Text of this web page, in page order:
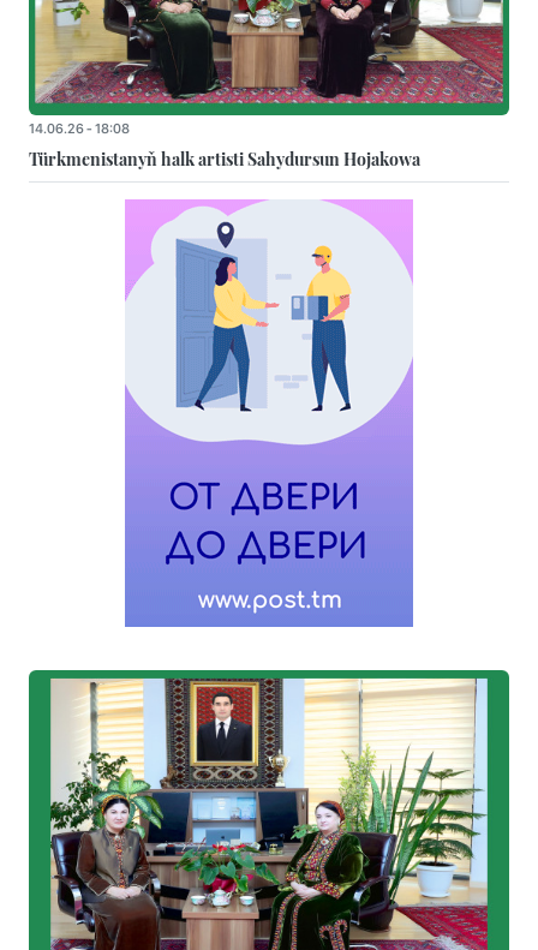
14.06.26 - 18:08
Türkmenistanyň halk artisti Sahydursun Hojakowa